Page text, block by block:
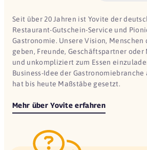
Seit über 20 Jahren ist Yovite der
Restaurant-Gutschein-Service und
Gastronomie. Unsere Vision,
geben, Freunde, Geschäftspartner
und unkompliziert zum Essen
Business-Idee der
hat bis heute Maßstäbe gesetzt.
Mehr über Yovite erfahren